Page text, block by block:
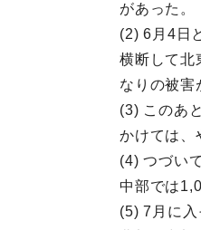
があった。
(2) 6月4日
横断して北
なりの被害
(3) このあ
かけては、
(4) つづい
中部では
(5) 7月に